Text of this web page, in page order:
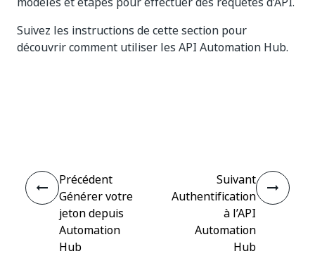
Suivez les instructions de cette section pour
découvrir comment utiliser les API Automation Hub.
Précédent
Générer votre
jeton depuis
Automation
Hub
Suivant
Authentification
à l’API
Automation
Hub